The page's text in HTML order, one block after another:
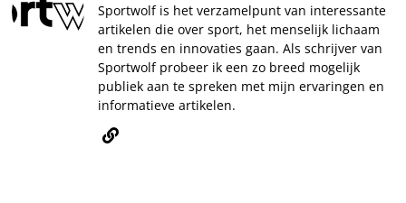
Sportwolf is het verzamelpunt van interessante
artikelen die over sport, het menselijk lichaam
en trends en innovaties gaan. Als schrijver van
Sportwolf probeer ik een zo breed mogelijk
publiek aan te spreken met mijn ervaringen en
informatieve artikelen.